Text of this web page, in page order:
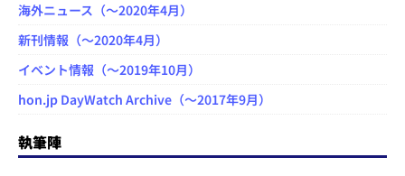
海外ニュース（～2020年4月）
新刊情報（～2020年4月）
イベント情報（～2019年10月）
hon.jp DayWatch Archive（～2017年9月）
執筆陣